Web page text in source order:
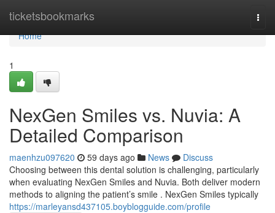
ticketsbookmarks
Home
Home
1
NexGen Smiles vs. Nuvia: A
Detailed Comparison
maenhzu097620 59 days ago News
Discuss
Choosing between this dental solution is challenging, particularly
when evaluating NexGen Smiles and Nuvia. Both deliver modern
methods to aligning the patient’s smile . NexGen Smiles typically
https://marleyansd437105.boyblogguide.com/profile